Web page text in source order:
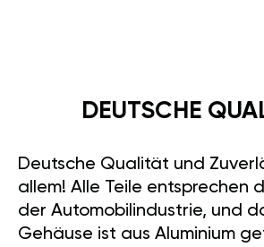
DEUTSCHE
Deutsche Qualität und
allem! Alle Teile entsprechen
der Automobilindustrie, und
Gehäuse ist aus Aluminium